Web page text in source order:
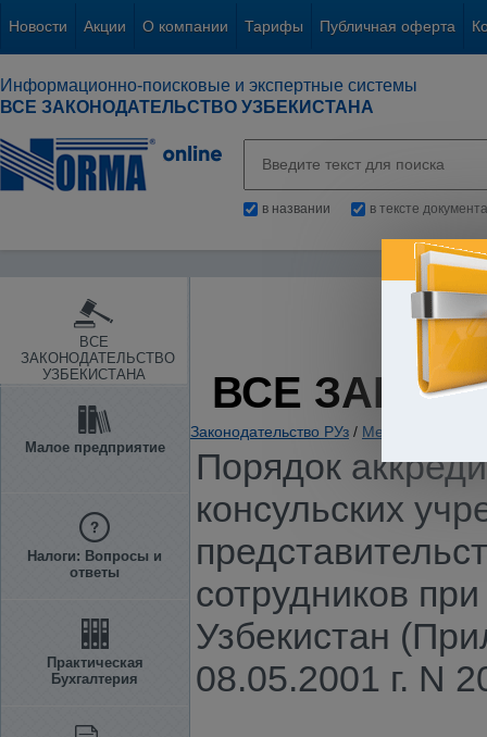
Новости Акции О компании Тарифы Публичная оферта
Информационно-поисковые и экспертные системы
ВСЕ ЗАКОНОДАТЕЛЬСТВО УЗБЕКИСТАНА
в названии в тексте документа
ВСЕ
ЗАКОНОДАТЕЛЬСТВО
УЗБЕКИСТАНА
Малое предприятие
Налоги: Вопросы и
ответы
Практическая
Бухгалтерия
ВСЕ
Законодательство РУз / Международные
Порядок
консульских
сотрудников
Узбекистан
08.05.2001 г. N